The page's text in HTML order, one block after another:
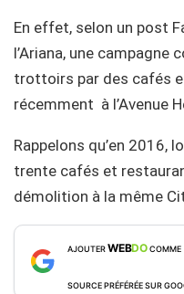
En effet, selon un post
l’Ariana, une campagne
trottoirs par des cafés
récemment à l’Avenue
Rappelons qu’en 2016,
trente cafés et
démolition à la même
AJOUTERWEBDOCOMME
SOURCE PRÉFÉRÉE SUR